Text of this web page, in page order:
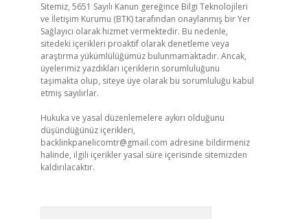
Sitemiz, 5651 Sayılı Kanun gereğince Bilgi Teknolojileri
ve İletişim Kurumu (BTK) tarafından onaylanmış bir Yer
Sağlayıcı olarak hizmet vermektedir. Bu nedenle,
sitedeki içerikleri proaktif olarak denetleme veya
araştırma yükümlülüğümüz bulunmamaktadır. Ancak,
üyelerimiz yazdıkları içeriklerin sorumluluğunu
taşımakta olup, siteye üye olarak bu sorumluluğu kabul
etmiş sayılırlar.
Hukuka ve yasal düzenlemelere aykırı olduğunu
düşündüğünüz içerikleri,
backlinkpanelicomtr@gmail.com adresine bildirmeniz
halinde, ilgili içerikler yasal süre içerisinde sitemizden
kaldırılacaktır.